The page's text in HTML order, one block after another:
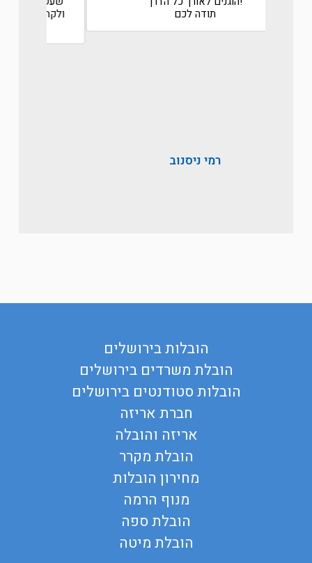
תודה לכם
הובלות בירושלים
הובלת משרדים בירושלים
הובלות סטודנטים בירושלים
חברת אריזה
אריזה והובלה
הובלת מקרר
מחירון הובלות
מנוף הרמה
הובלת ספה
הובלת מיטה